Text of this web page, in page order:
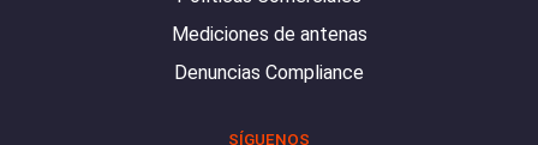
Mediciones de antenas
Denuncias Compliance
SÍGUENOS